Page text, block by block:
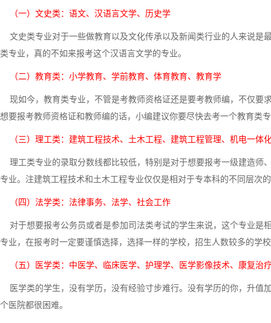
（一）文史类：语文、汉语言文学、历史学
文史类专业对于一些做教育以及文化传承以及新闻类行业的人来说是
类专业，真的不如来报考这个汉语言文学的专业。
（二）教育类：小学教育、学前教育、体育教育、教育学
现如今，教育类专业，不管是考教师资格证还是要考教师编，不仅要
想要报考教师资格证和教师编的话，小编建议你要尽快去考一个教育类
（三）理工类：建筑工程技术、土木工程、建筑工程管理、机电一体
理工类专业的录取分数线都比较低，特别是对于想要报考一级建造师
专业。注建筑工程技术和土木工程专业仅仅是相对于专本科的不同层次
（四）法学类：法律事务、法学、社会工作
对于想要报考公务员或者是参加司法类考试的学生来说，这个专业是
专业，在报考时一定要谨慎选择，选择一样的学校，招生人数较多的学
（五）医学类：中医学、临床医学、护理学、医学影像技术、康复治
医学类的学生，没有学历，没有经验寸步难行。没有学历的你，升值
个医院都很困难。